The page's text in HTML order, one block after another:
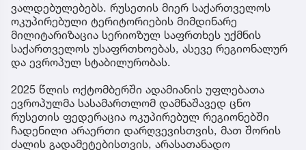
ვალდებულებებს. რუსეთის მიერ საქართველოს
ოკუპირებული ტერიტორიების მიმდინარე
მილიტარიზაცია სერიოზულ საფრთხეს უქმნის
საქართველოს უსაფრთხოებას, ასევე რეგიონალურ
და ევროპულ სტაბილურობას.
2025 წლის ოქტომბერში ადამიანის უფლებათა
ევროპულმა სასამართლომ დამნაშავედ ცნო
რუსეთის ფედერაცია ოკუპირებულ რეგიონებში
ჩადენილი არაერთი დარღვევისთვის, მათ შორის
ძალის გადამეტებისთვის, არასათანადო